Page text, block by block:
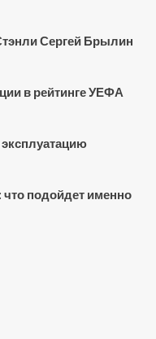
Сергей Брылин
в рейтинге УЕФА
подойдет именно